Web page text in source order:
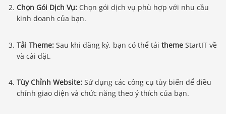
Chọn Gói Dịch Vụ: Chọn gói dịch vụ phù hợp với nhu cầu
kinh doanh của bạn.
Tải Theme: Sau khi đăng ký, bạn có thể tảitheme StartIT về
và cài đặt.
Tùy Chỉnh Website: Sử dụng các công cụ tùy biến để điều
chỉnh giao diện và chức năng theo ý thích của bạn.